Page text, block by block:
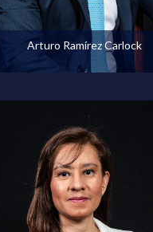
Arturo Ramírez Carlock
Ver perfil